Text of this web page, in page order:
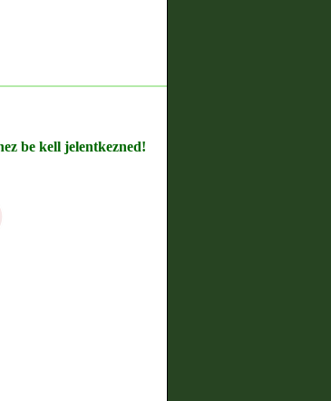
be kell jelentkezned!